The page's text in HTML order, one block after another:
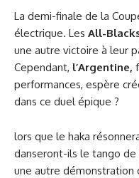
La demi-finale de la
électrique. Les All-
une autre victoire à leur
Cependant, l’Argentine,
performances, espère
dans ce duel épique ?
lors que le haka
danseront-ils le tango de
une autre démonstration